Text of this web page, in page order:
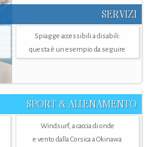
SERVIZI
Spiagge accessibili a disabili:
questa è un esempio da seguire
SPORT & ALLENAMENTO
Windsurf, a caccia di onde
e vento dalla Corsica a Okinawa